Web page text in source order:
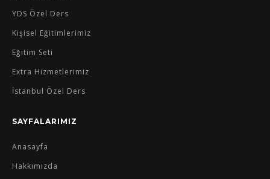
YDS Özel Ders
Kişisel Eğitimlerimiz
Eğitim Seti
Extra Hizmetlerimiz
İstanbul Özel Ders
SAYFALARIMIZ
Anasayfa
Hakkımızda